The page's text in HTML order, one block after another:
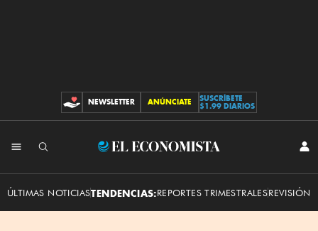
CONTRIBUCIONES
NEWSLETTER ANÚNCIATE
SUSCRÍBETE
$1.99 DIARIOS
El
ÚLTIMAS NOTICIASTENDENCIAS:REPORTES TRIMESTRALESREVISIÓN